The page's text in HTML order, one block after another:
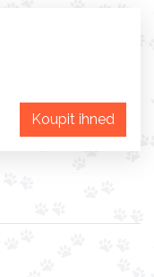
Koupit ihned